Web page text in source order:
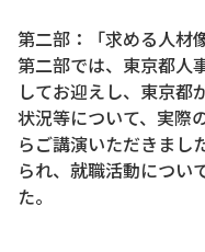
第二部：「求める人材
第二部では、東京都人
してお迎えし、東京都
状況等について、実際
らご講演いただきまし
られ、就職活動につい
た。